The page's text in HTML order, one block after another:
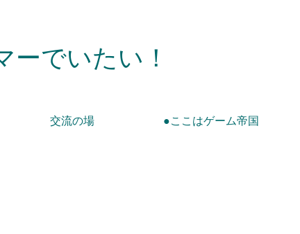
ーでいたい！
交流の場 ●ここはゲーム帝国